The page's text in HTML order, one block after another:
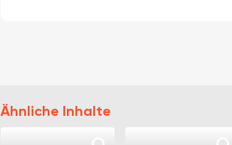
Ähnliche Inhalte